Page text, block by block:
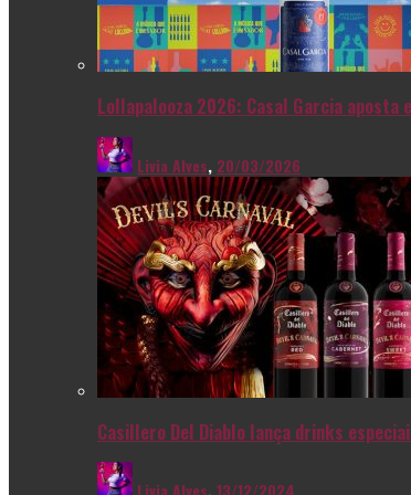
Lollapalooza 2026: Casal Garcia aposta
Livia Alves, 20/03/2026
Casillero Del Diablo lança drinks
Livia Alves 13/12/2024